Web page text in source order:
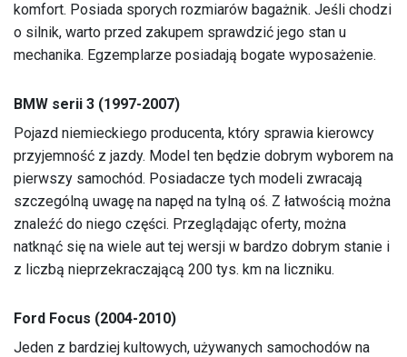
komfort. Posiada sporych rozmiarów bagażnik. Jeśli chodzi
o silnik, warto przed zakupem sprawdzić jego stan u
mechanika. Egzemplarze posiadają bogate wyposażenie.
BMW serii 3 (1997-2007)
Pojazd niemieckiego producenta, który sprawia kierowcy
przyjemność z jazdy. Model ten będzie dobrym wyborem na
pierwszy samochód. Posiadacze tych modeli zwracają
szczególną uwagę na napęd na tylną oś. Z łatwością można
znaleźć do niego części. Przeglądając oferty, można
natknąć się na wiele aut tej wersji w bardzo dobrym stanie i
z liczbą nieprzekraczającą 200 tys. km na liczniku.
Ford Focus (2004-2010)
Jeden z bardziej kultowych, używanych samochodów na